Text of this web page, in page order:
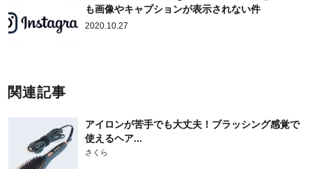
も画像やキャプションが表示されない件
2020.10.27
関連記事
アイロンが苦手でも大丈夫！ブラッシング感覚で
使えるヘア...
さくら